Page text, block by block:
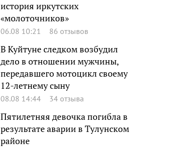
история иркутских
«молоточников»
06.08 10:21 86 отзывов
В Куйтуне следком возбудил
дело в отношении мужчины,
передавшего мотоцикл своему
12-летнему сыну
08.08 14:44 34 отзыва
Пятилетняя девочка погибла в
результате аварии в Тулунском
районе